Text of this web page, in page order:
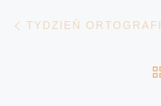
Nawigacja
TYDZIEŃ